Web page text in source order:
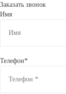
Заказать звонок
Имя
Телефон*